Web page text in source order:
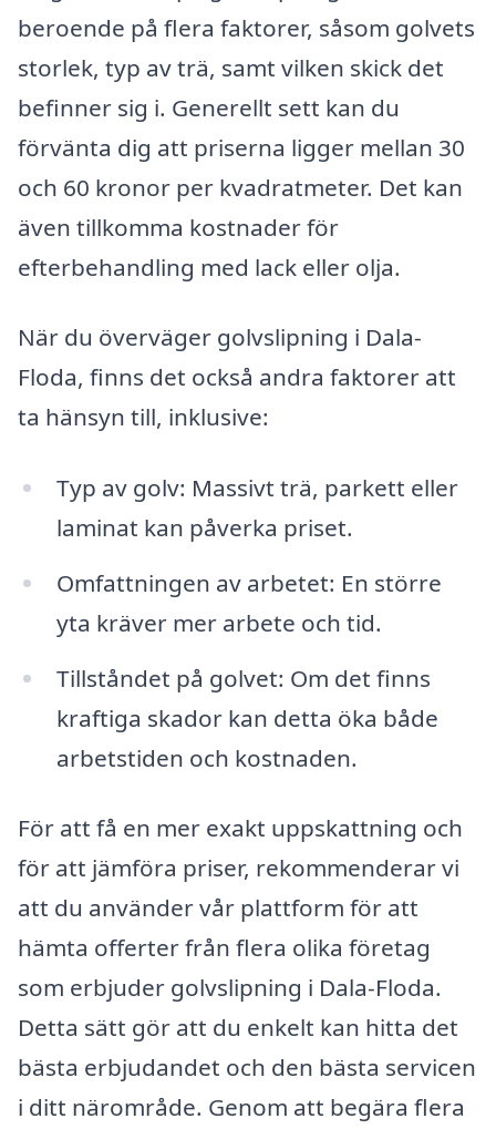
beroende på flera faktorer, såsom golvets
storlek, typ av trä, samt vilken skick det
befinner sig i. Generellt sett kan du
förvänta dig att priserna ligger mellan 30
och 60 kronor per kvadratmeter. Det kan
även tillkomma kostnader för
efterbehandling med lack eller olja.
När du överväger golvslipning i Dala-
Floda, finns det också andra faktorer att
ta hänsyn till, inklusive:
Typ av golv: Massivt trä, parkett eller
laminat kan påverka priset.
Omfattningen av arbetet: En större
yta kräver mer arbete och tid.
Tillståndet på golvet: Om det finns
kraftiga skador kan detta öka både
arbetstiden och kostnaden.
För att få en mer exakt uppskattning och
för att jämföra priser, rekommenderar vi
att du använder vår plattform för att
hämta offerter från flera olika företag
som erbjuder golvslipning i Dala-Floda.
Detta sätt gör att du enkelt kan hitta det
bästa erbjudandet och den bästa servicen
i ditt närområde. Genom att begära flera